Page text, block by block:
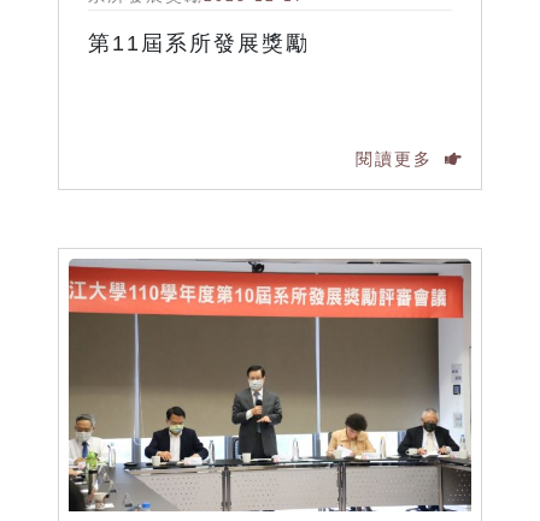
第11屆系所發展獎勵
閱讀更多